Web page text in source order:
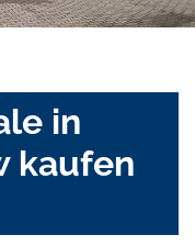
in
kaufen